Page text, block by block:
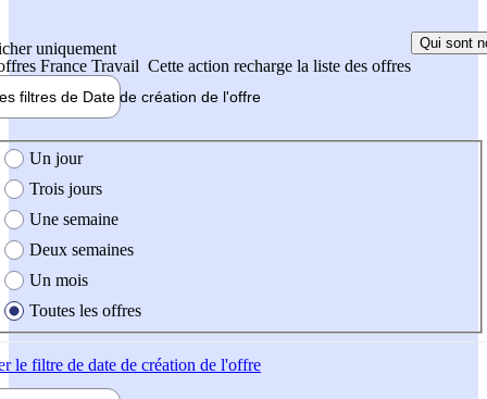
uniquement
France Travail Cette action recharge la liste des offres
Qui sont
filtres de Date de création de l'offre
création de l'offre
Un jour
Trois jours
Une semaine
Deux semaines
Un mois
Toutes les offres
le filtre de date de création de l'offre